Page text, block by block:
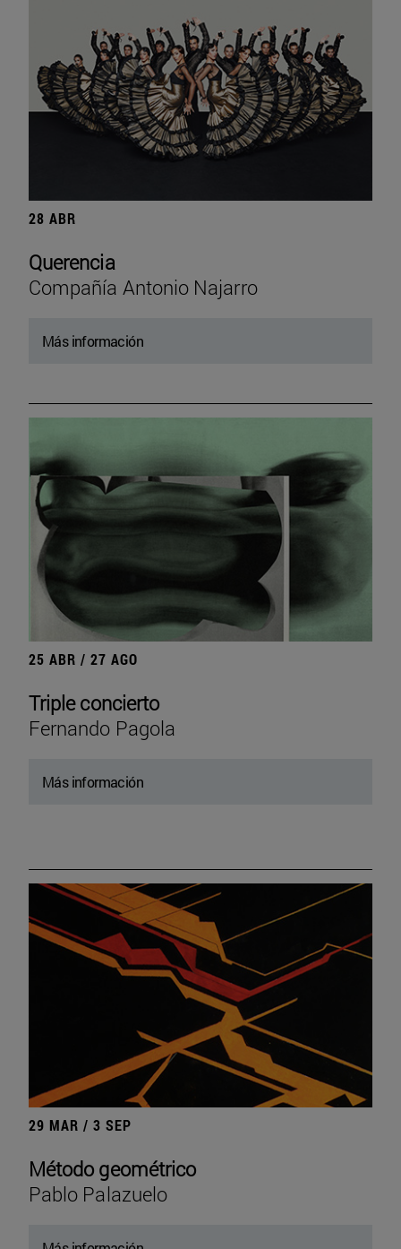
28 ABR
Querencia
Compañía Antonio Najarro
Más información
25 ABR / 27 AGO
Triple concierto
Fernando Pagola
Más información
29 MAR / 3 SEP
Método geométrico
Pablo Palazuelo